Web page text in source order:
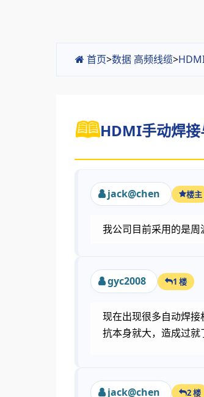
首页>数据 高频线缆>
HDMI手动焊
jack@chen 楼主
我公司目前采用的是
gyc2008 1 楼
现在出现很多自动焊
抗本身就大，造成过就
jack@chen 2 楼